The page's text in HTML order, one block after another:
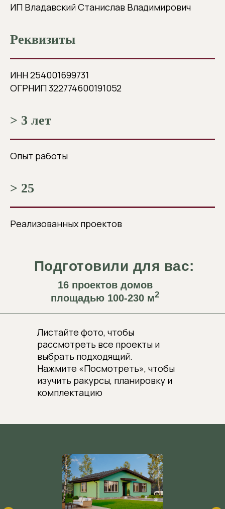
ИП Владавский Станислав Владимирович
Реквизиты
ИНН 254001699731
ОГРНИП 322774600191052
> 3 лет
Опыт работы
> 25
Реализованных проектов
Подготовили для вас:
16 проектов домов
площадью 100-230 м2
Все дома здесь
Листайте фото, чтобы
рассмотреть все проекты и
выбрать подходящий.
Нажмите «Посмотреть», чтобы
изучить ракурсы, планировку и
комплектацию